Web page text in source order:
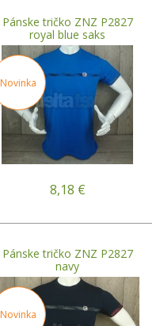
Pánske tričko ZNZ P2827
royal blue saks
Novinka
8,18 €
Pánske tričko ZNZ P2827
navy
Novinka